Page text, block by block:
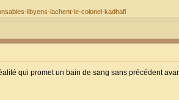
libyens-lachent-le-colonel-kadhafi
qui promet un bain de sang sans précédent